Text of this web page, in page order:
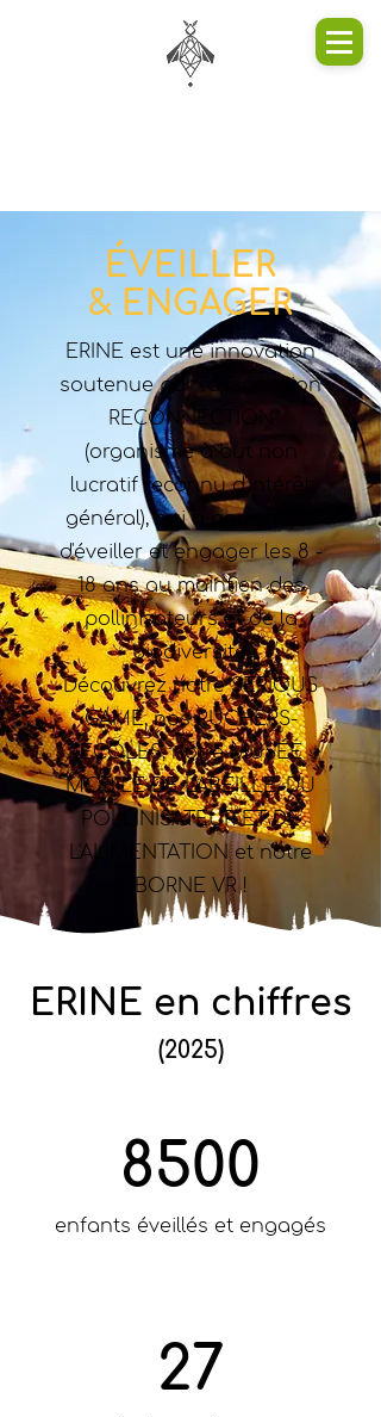
ÉVEILLER
& ENGAGER
ERINE est une innovation
soutenue par l'association
RECONNECTION
(organisme à but non
lucratif reconnu d'intérêt
général), qui a pour objet
d'éveiller et engager les 8 -
18 ans au maintien des
pollinisateurs et de la
biodiversité.
Découvrez notre SERIOUS
GAME, nos RUCHERS-
ÉCOLES, notre MUSÉE
MOBILE DE L'ABEILLE, DU
POLLINISATEUR ET DE
L'ALIMENTATION et notre
BORNE VR !
ERINE en chiffres
(2025)
8500
enfants éveillés et engagés
27